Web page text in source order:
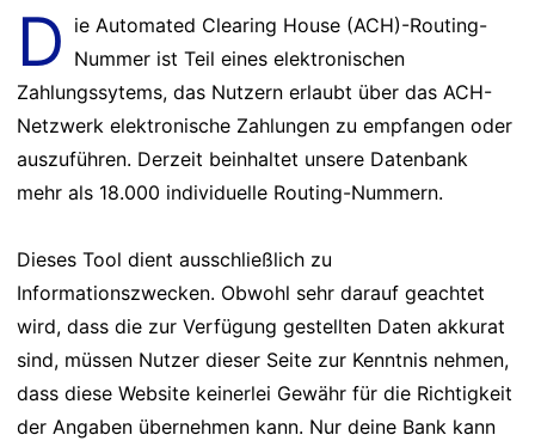
D ie Automated Clearing House (ACH)-Routing-
Nummer ist Teil eines elektronischen
Zahlungssytems, das Nutzern erlaubt über das ACH-
Netzwerk elektronische Zahlungen zu empfangen oder
auszuführen. Derzeit beinhaltet unsere Datenbank
mehr als 18.000 individuelle Routing-Nummern.
Dieses Tool dient ausschließlich zu
Informationszwecken. Obwohl sehr darauf geachtet
wird, dass die zur Verfügung gestellten Daten akkurat
sind, müssen Nutzer dieser Seite zur Kenntnis nehmen,
dass diese Website keinerlei Gewähr für die Richtigkeit
der Angaben übernehmen kann. Nur deine Bank kann